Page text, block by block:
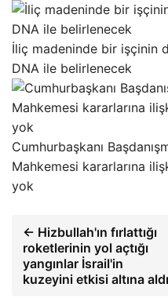
İliç madeninde bir işçinin
DNA ile belirlenecek
Cumhurbaşkanı
Mahkemesi kararlarına
yok
← Hizbullah'ın fırlattığı
roketlerinin yol açtığı
yangınlar İsrail'in
kuzeyini etkisi altına aldı